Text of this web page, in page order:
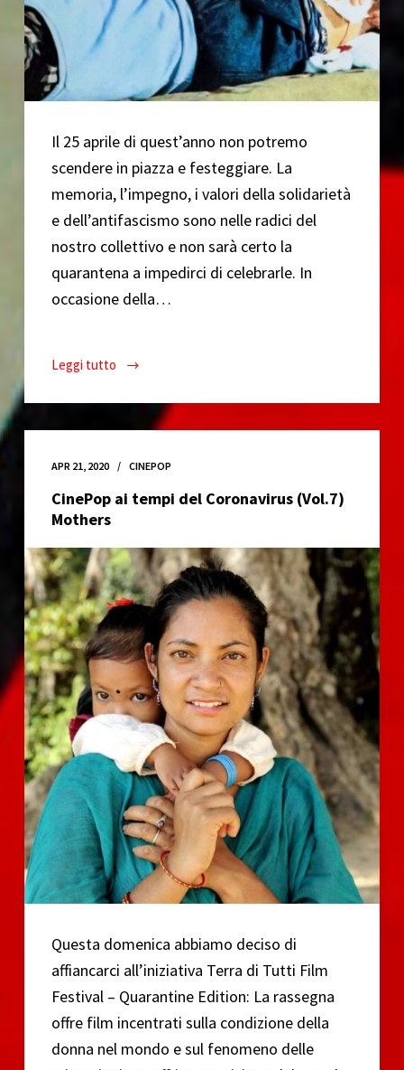
Il 25 aprile di quest’anno non potremo
scendere in piazza e festeggiare. La
memoria, l’impegno, i valori della solidarietà
e dell’antifascismo sono nelle radici del
nostro collettivo e non sarà certo la
quarantena a impedirci di celebrarle. In
occasione della…
Leggi tutto
CinePop
Coronavirus
L’Agnese
va
a
morire
APR 21, 2020 CINEPOP
CinePop ai tempi del Coronavirus (Vol.7)
Mothers
Questa domenica abbiamo deciso di
affiancarci all’iniziativa Terra di Tutti Film
Festival – Quarantine Edition: La rassegna
offre film incentrati sulla condizione della
donna nel mondo e sul fenomeno delle